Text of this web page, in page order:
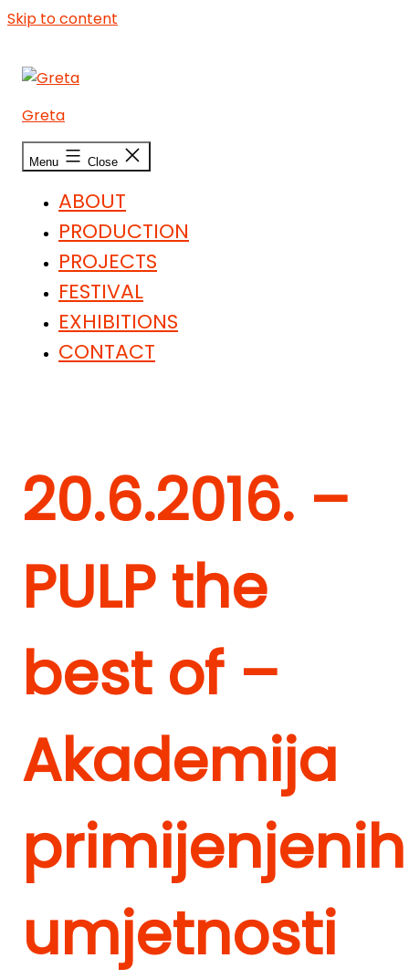
Skip to content
Greta
Menu Close
ABOUT
PRODUCTION
PROJECTS
FESTIVAL
EXHIBITIONS
CONTACT
20.6.2016. –
PULP the
best of –
Akademija
primijenjenih
umjetnosti